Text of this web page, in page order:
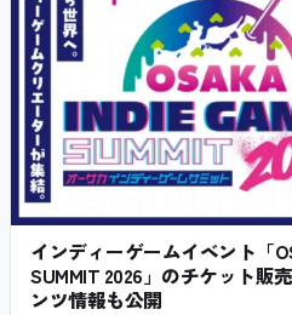
インディーゲームイベント「
SUMMIT 2026」のチケット販
ンツ情報も公開